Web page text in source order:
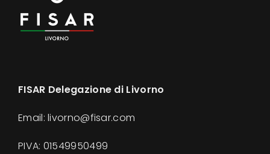
FISAR Delegazione di Livorno
Email: livorno@fisar.com
PIVA: 01549950499